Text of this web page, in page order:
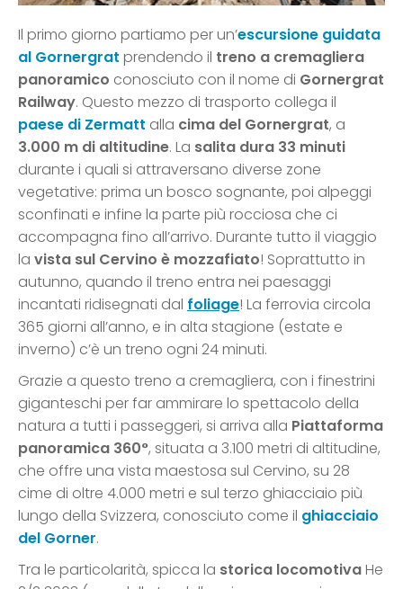
Il primo giorno partiamo per un’escursione guidata
al Gornergrat prendendo il treno a cremagliera
panoramico conosciuto con il nome di Gornergrat
Railway. Questo mezzo di trasporto collega il
paese di Zermatt alla cima del Gornergrat, a
3.000 m di altitudine. La salita dura 33 minuti
durante i quali si attraversano diverse zone
vegetative: prima un bosco sognante, poi alpeggi
sconfinati e infine la parte più rocciosa che ci
accompagna fino all’arrivo. Durante tutto il viaggio
la vista sul Cervino è mozzafiato! Soprattutto in
autunno, quando il treno entra nei paesaggi
incantati ridisegnati dal foliage! La ferrovia circola
365 giorni all’anno, e in alta stagione (estate e
inverno) c’è un treno ogni 24 minuti.
Grazie a questo treno a cremagliera, con i finestrini
giganteschi per far ammirare lo spettacolo della
natura a tutti i passeggeri, si arriva alla Piattaforma
panoramica 360°, situata a 3.100 metri di altitudine,
che offre una vista maestosa sul Cervino, su 28
cime di oltre 4.000 metri e sul terzo ghiacciaio più
lungo della Svizzera, conosciuto come il ghiacciaio
del Gorner.
Tra le particolarità, spicca la storica locomotivaHe